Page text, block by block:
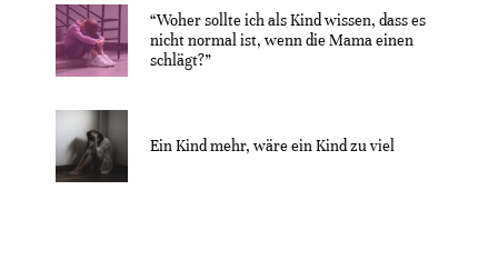
“Woher sollte ich als Kind wissen, dass es
nicht normal ist, wenn die Mama einen
schlägt?”
Ein Kind mehr, wäre ein Kind zu viel